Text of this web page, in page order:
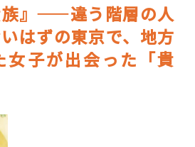
族』――違う階層の人
はずの東京で、地方
女子が出会った「貴